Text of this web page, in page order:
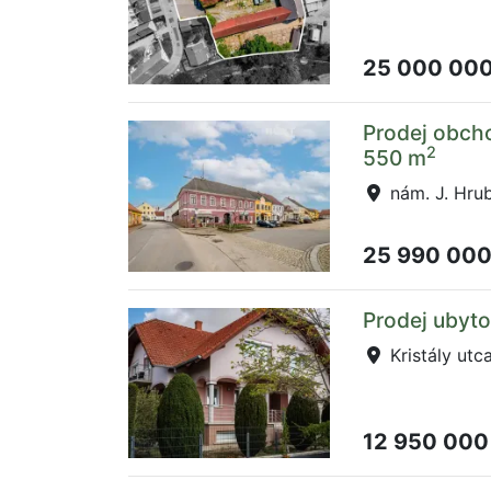
25 000
Prodej
550 m2
nám. J.
25 990
Prodej
Kristály
12 950